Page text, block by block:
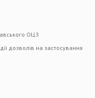
ОЦЗ
дозволів на застосування